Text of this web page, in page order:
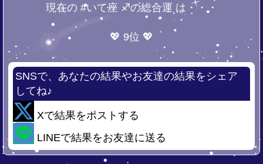
現在の #いて座 ♐の総合運 は・・・
💖 9位 💖
SNSで、あなたの結果やお友達の結果をシェア
してね♪
Xで結果をポストする
LINEで結果をお友達に送る